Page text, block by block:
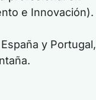
e Innovación).
y Portugal,